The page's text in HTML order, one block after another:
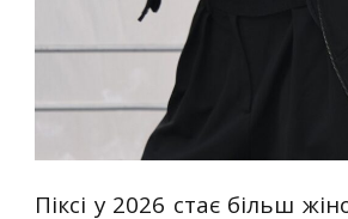
Піксі у 2026 стає більш